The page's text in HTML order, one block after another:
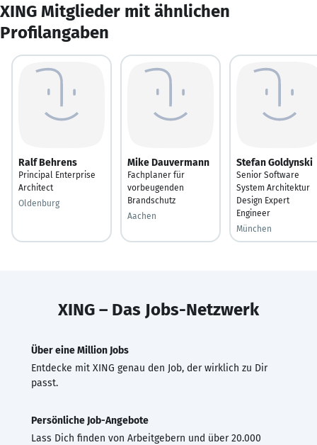
XING Mitglieder mit ähnlichen
Profilangaben
Ralf Behrens
Principal Enterprise
Architect
Oldenburg
Mike Dauvermann
Fachplaner für
vorbeugenden
Brandschutz
Aachen
Stefan Goldynski
Senior Software
System Architektur
Design Expert
Engineer
München
XING – Das Jobs-Netzwerk
Über eine Million Jobs
Entdecke mit XING genau den Job, der wirklich zu Dir
passt.
Persönliche Job-Angebote
Lass Dich finden von Arbeitgebern und über 20.000